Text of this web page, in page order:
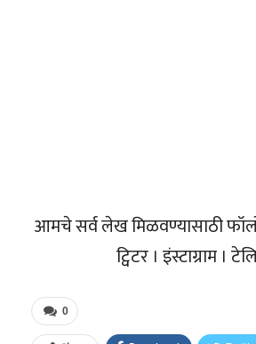
आमचे सर्व लेख मिळवण्यासाठी
ट्विटर । इंस्टाग्राम ।
0